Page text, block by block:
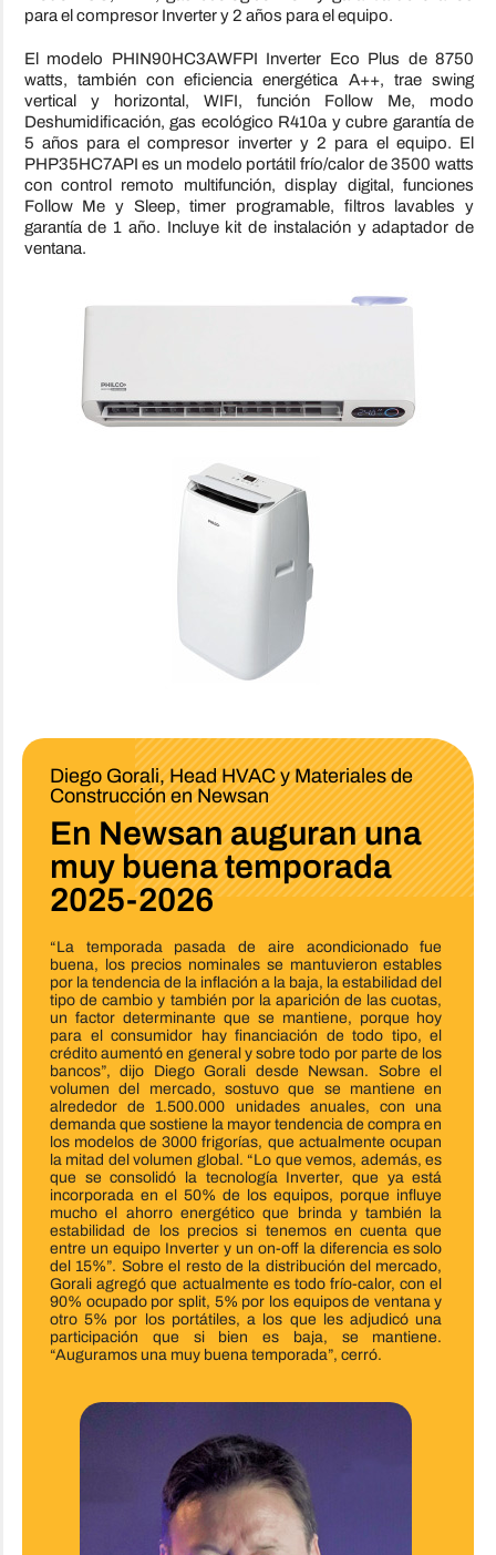
para el compresor Inverter y 2 años para el equipo.
El modelo PHIN90HC3AWFPI Inverter Eco Plus de 8750
watts, también con eficiencia energética A++, trae swing
vertical y horizontal, WIFI, función Follow Me, modo
Deshumidificación, gas ecológico R410a y cubre garantía de
5 años para el compresor inverter y 2 para el equipo. El
PHP35HC7API es un modelo portátil frío/calor de 3500 watts
con control remoto multifunción, display digital, funciones
Follow Me y Sleep, timer programable, filtros lavables y
garantía de 1 año. Incluye kit de instalación y adaptador de
ventana.
Diego Gorali, Head HVAC y Materiales de
Construcción en Newsan
En Newsan auguran una
muy buena temporada
2025-2026
“La temporada pasada de aire acondicionado fue
buena, los precios nominales se mantuvieron estables
por la tendencia de la inflación a la baja, la estabilidad del
tipo de cambio y también por la aparición de las cuotas,
un factor determinante que se mantiene, porque hoy
para el consumidor hay financiación de todo tipo, el
crédito aumentó en general y sobre todo por parte de los
bancos”, dijo Diego Gorali desde Newsan. Sobre el
volumen del mercado, sostuvo que se mantiene en
alrededor de 1.500.000 unidades anuales, con una
demanda que sostiene la mayor tendencia de compra en
los modelos de 3000 frigorías, que actualmente ocupan
la mitad del volumen global. “Lo que vemos, además, es
que se consolidó la tecnología Inverter, que ya está
incorporada en el 50% de los equipos, porque influye
mucho el ahorro energético que brinda y también la
estabilidad de los precios si tenemos en cuenta que
entre un equipo Inverter y un on-off la diferencia es solo
del 15%”. Sobre el resto de la distribución del mercado,
Gorali agregó que actualmente es todo frío-calor, con el
90% ocupado por split, 5% por los equipos de ventana y
otro 5% por los portátiles, a los que les adjudicó una
participación que si bien es baja, se mantiene.
“Auguramos una muy buena temporada”, cerró.